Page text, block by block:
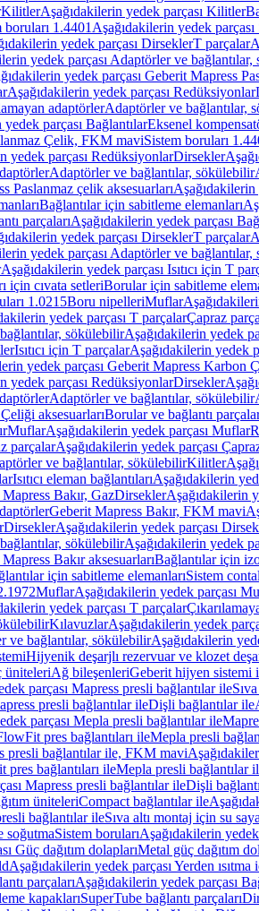
KilitlerAşağıdakilerin yedek parçası Kilitler
boruları 1.4401 Aşağıdakilerin yedek
yedek parçası DirseklerT parçalar
yedek parçası Adaptörler ve
yedek parçası Geberit Mapress
Aşağıdakilerin yedek parçası Redüksiyonlar
adaptörlerAdaptörler ve bağlantılar,
parçası BağlantılarEksenel
Çelik, FKM maviSistem boruları
yedek parçası RedüksiyonlarDirsekler
Adaptörler ve bağlantılar, sökülebilir
Paslanmaz çelik aksesuarlarıAşağıdakilerin
Bağlantılar için sabitleme elemanları
parçalarıAşağıdakilerin yedek parçası
yedek parçası DirseklerT parçalar
yedek parçası Adaptörler ve
Aşağıdakilerin yedek parçası Isıtıcı için T
için cıvata setleriBorular için sabitleme
1.0215Boru nipelleriMuflar
yedek parçası T parçalarÇapraz
sökülebilirAşağıdakilerin yedek
Isıtıcı için T parçalarAşağıdakilerin yedek
yedek parçası Geberit Mapress Karbon
yedek parçası RedüksiyonlarDirsekler
Adaptörler ve bağlantılar, sökülebilir
aksesuarlarıBorular ve bağlantı
MuflarAşağıdakilerin yedek parçası Muflar
parçalarAşağıdakilerin yedek parçası
ve bağlantılar, sökülebilirKilitler
Isıtıcı eleman bağlantılarıAşağıdakilerin
Bakır, GazDirseklerAşağıdakilerin
Geberit Mapress Bakır, FKM mavi
DirseklerAşağıdakilerin yedek parçası
sökülebilirAşağıdakilerin yedek
Bakır aksesuarlarıBağlantılar için
için sabitleme elemanlarıSistem
MuflarAşağıdakilerin yedek parçası
yedek parçası T parçalar
KılavuzlarAşağıdakilerin yedek
ve bağlantılar, sökülebilirAşağıdakilerin
Hijyenik deşarjlı rezervuar ve klozet
üniteleriAğ bileşenleriGeberit hijyen sistemi
parçası Mapress presli bağlantılar ile
presli bağlantılar ileDişli bağlantılar ile
parçası Mepla presli bağlantılar ile
pres bağlantıları ileMepla presli
presli bağlantılar ile, FKM mavi
pres bağlantıları ileMepla presli bağlantılar
Mapress presli bağlantılar ileDişli
üniteleriCompact bağlantılar ile
bağlantılar ileSıva altı montaj için su
soğutmaSistem borularıAşağıdakilerin
Güç dağıtım dolaplarıMetal güç dağıtım
Aşağıdakilerin yedek parçası Yerden
parçalarıAşağıdakilerin yedek parçası
kapaklarıSuperTube bağlantı parçaları